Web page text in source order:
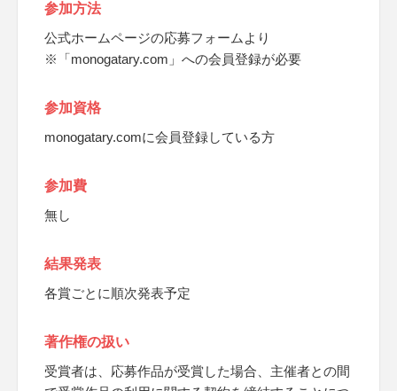
参加方法
公式ホームページの応募フォームより
※「monogatary.com」への会員登録が必要
参加資格
monogatary.comに会員登録している方
参加費
無し
結果発表
各賞ごとに順次発表予定
著作権の扱い
受賞者は、応募作品が受賞した場合、主催者との間